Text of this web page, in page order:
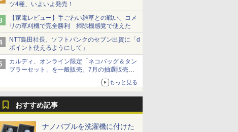
ツ4種、いよいよ発売！
【家電レビュー】手ごわい雑草との戦い、コメ
リの草刈機で完全勝利 掃除機感覚で使えた
NTT島田社長、ソフトバンクのセブン出資に「d
ポイント使えるようにして」
カルディ、オンライン限定「ネコバッグ＆タン
ブラーセット」を一般販売。7月の抽選販売の
もっと見る
おすすめ記事
ナノバブルを洗濯機に付けた